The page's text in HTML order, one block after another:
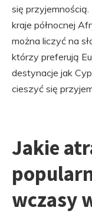
się
kraje północnej
można liczyć na
którzy preferują
destynacje jak
cieszyć się
Jakie
wczasy